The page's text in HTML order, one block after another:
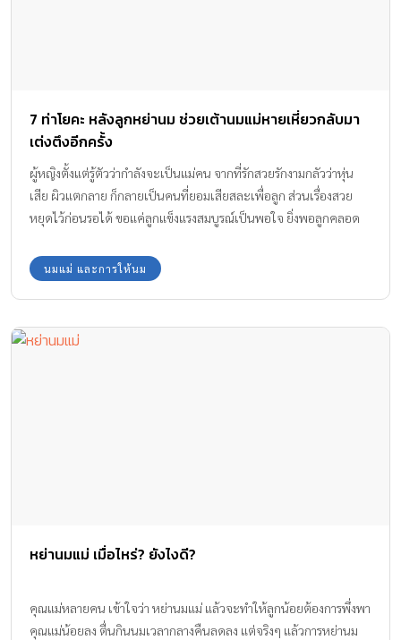
7 ท่าโยคะ หลังลูกหย่านม ช่วยเต้านมแม่หายเหี่ยวกลับมา
เต่งตึงอีกครั้ง
ผู้หญิงตั้งแต่รู้ตัวว่ากำลังจะเป็นแม่คน จากที่รักสวยรักงามกลัวว่าหุ่น
เสีย ผิวแตกลาย ก็กลายเป็นคนที่ยอมเสียสละเพื่อลูก ส่วนเรื่องสวย
หยุดไว้ก่อนรอได้ ขอแค่ลูกแข็งแรงสมบูรณ์เป็นพอใจ ยิ่งพอลูกคลอด
ยาน!! ทีมงาน Amarin Baby & Kids มี ท่าโยคะ หลังลูกหย่านม ช่วยเต้า
นมแม่กลับมาเต่งตึง มาฝากกันค่ะ
นมแม่ และการให้นม
หย่านมแม่ เมื่อไหร่? ยังไงดี?
คุณแม่หลายคน เข้าใจว่า หย่านมแม่ แล้วจะทำให้ลูกน้อยต้องการพึ่งพา
คุณแม่น้อยลง ตื่นกินนมเวลากลางคืนลดลง แต่จริงๆ แล้วการหย่านม